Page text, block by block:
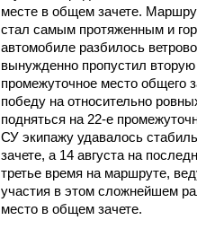
месте в общем зачете.
стал самым протяженным и
автомобиле разбилось
вынужденно пропустил
промежуточное место общего
победу на относительно
подняться на 22-е
СУ экипажу удавалось
зачете, а 14 августа на
третье время на маршруте,
участия в этом сложнейшем
место в общем зачете.